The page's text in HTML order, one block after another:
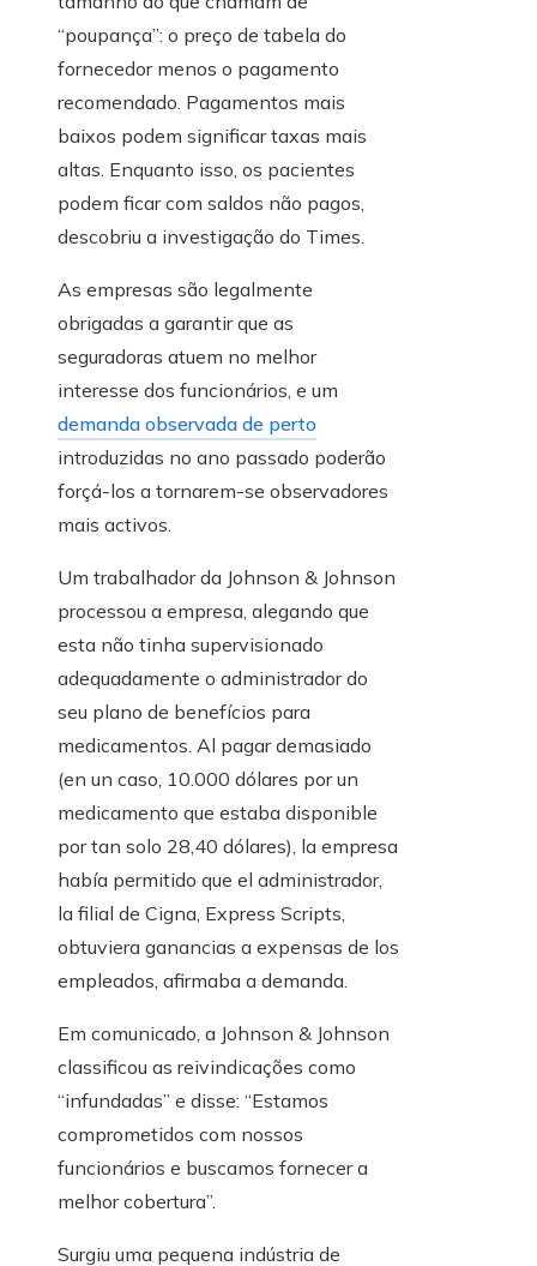
“poupança”: o preço de tabela do
fornecedor menos o pagamento
recomendado. Pagamentos mais
baixos podem significar taxas mais
altas. Enquanto isso, os pacientes
podem ficar com saldos não pagos,
descobriu a investigação do Times.
As empresas são legalmente
obrigadas a garantir que as
seguradoras atuem no melhor
interesse dos funcionários, e um
demanda observada de perto
introduzidas no ano passado poderão
forçá-los a tornarem-se observadores
mais activos.
Um trabalhador da Johnson & Johnson
processou a empresa, alegando que
esta não tinha supervisionado
adequadamente o administrador do
seu plano de benefícios para
medicamentos. Al pagar demasiado
(en un caso, 10.000 dólares por un
medicamento que estaba disponible
por tan solo 28,40 dólares), la empresa
había permitido que el administrador,
la filial de Cigna, Express Scripts,
obtuviera ganancias a expensas de los
empleados, afirmaba a demanda.
Em comunicado, a Johnson & Johnson
classificou as reivindicações como
“infundadas” e disse: “Estamos
comprometidos com nossos
funcionários e buscamos fornecer a
melhor cobertura”.
Surgiu uma pequena indústria de